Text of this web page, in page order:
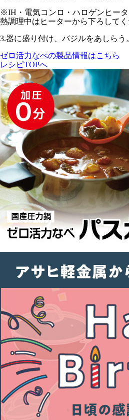
※IH・電気コンロ・ハロゲンヒー
熱調理中はヒーターから下ろしてく
3.器に盛り付け、バジルをあしらう
ゼロ活力なべの製品情報はこちら
レシピTOPへ